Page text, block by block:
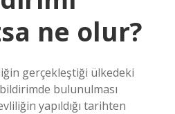
ne olur?
gerçekleştiği ülkedeki
bulunulması
yapıldığı tarihten